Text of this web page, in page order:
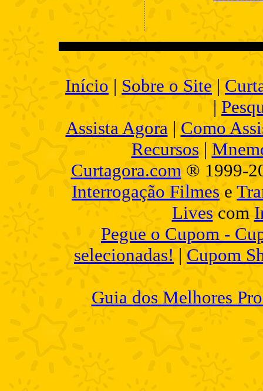
Início | Sobre o Site |
|
Assista Agora| Como
Recursos |
Curtagora.com® 1999-
Interrogação Filmes e
Lives com
Pegue o Cupom -
selecionadas! | Cupom
Guia dos Melhores